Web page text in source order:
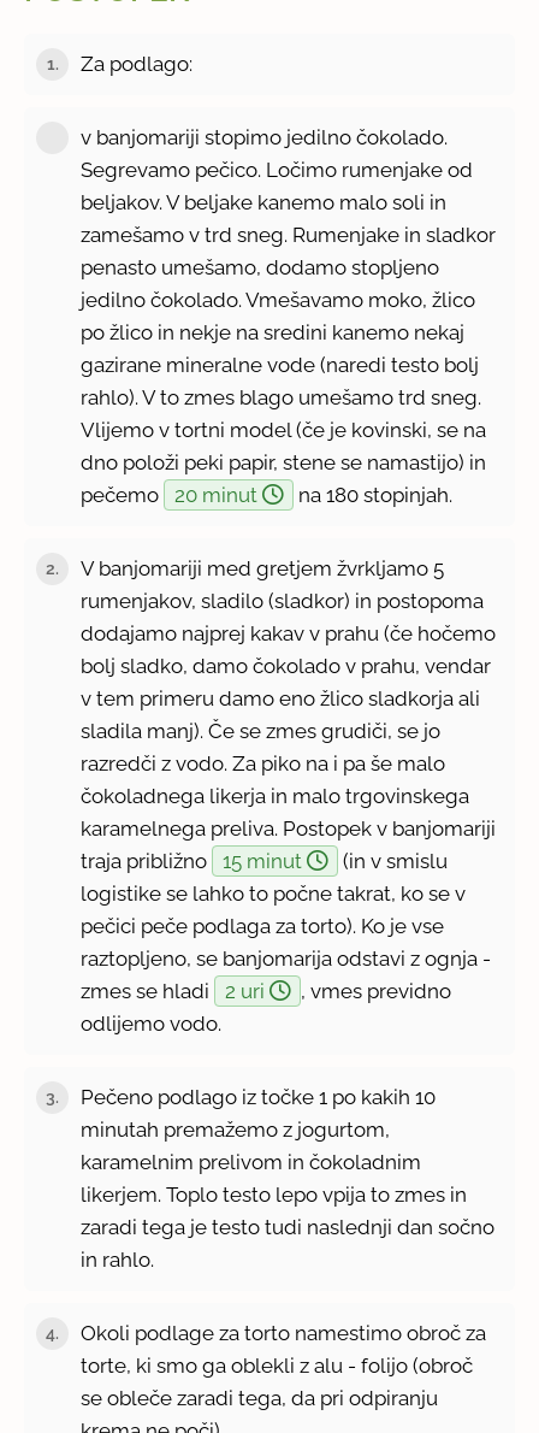
1. Za podlago:
v banjomariji stopimo jedilno čokolado.
Segrevamo pečico. Ločimo rumenjake od
beljakov. V beljake kanemo malo soli in
zamešamo v trd sneg. Rumenjake in sladkor
penasto umešamo, dodamo stopljeno
jedilno čokolado. Vmešavamo moko, žlico
po žlico in nekje na sredini kanemo nekaj
gazirane mineralne vode (naredi testo bolj
rahlo). V to zmes blago umešamo trd sneg.
Vlijemo v tortni model (če je kovinski, se na
dno položi peki papir, stene se namastijo) in
pečemo
20 minut na 180 stopinjah.
2.
V banjomariji med gretjem žvrkljamo 5
rumenjakov, sladilo (sladkor) in postopoma
dodajamo najprej kakav v prahu (če hočemo
bolj sladko, damo čokolado v prahu, vendar
v tem primeru damo eno žlico sladkorja ali
sladila manj). Če se zmes grudiči, se jo
razredči z vodo. Za piko na i pa še malo
čokoladnega likerja in malo trgovinskega
karamelnega preliva. Postopek v banjomariji
traja približno
15 minut
(in v smislu
logistike se lahko to počne takrat, ko se v
pečici peče podlaga za torto). Ko je vse
raztopljeno, se banjomarija odstavi z ognja -
zmes se hladi
2 uri
, vmes previdno
odlijemo vodo.
3.
Pečeno podlago iz točke 1 po kakih 10
minutah premažemo z jogurtom,
karamelnim prelivom in čokoladnim
likerjem. Toplo testo lepo vpija to zmes in
zaradi tega je testo tudi naslednji dan sočno
in rahlo.
4.
Okoli podlage za torto namestimo obroč za
torte, ki smo ga oblekli z alu - folijo (obroč
se obleče zaradi tega, da pri odpiranju